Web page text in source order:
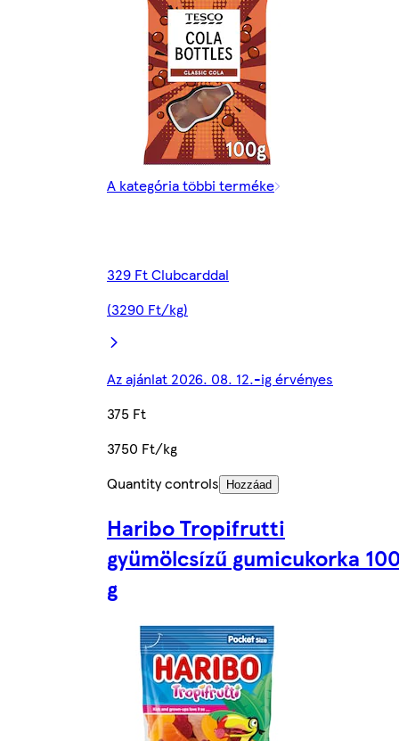
A kategória többi terméke
329 Ft Clubcarddal
(3290 Ft/kg)
Az ajánlat 2026. 08. 12.-ig érvényes
375 Ft
3750 Ft/kg
Quantity controls
Hozzáad
Haribo Tropifrutti
gyümölcsízű gumicukorka
g